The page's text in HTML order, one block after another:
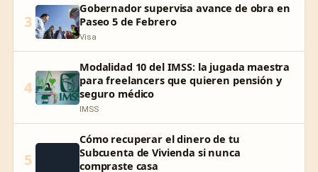
3
Gobernador supervisa avance de obra en
Paseo 5 de Febrero
Visa
4
Modalidad 10 del IMSS: la jugada maestra
para freelancers que quieren pensión y
seguro médico
IMSS
5
Cómo recuperar el dinero de tu
Subcuenta de Vivienda si nunca
compraste casa